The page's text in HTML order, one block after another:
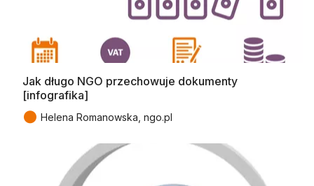
Jak długo NGO przechowuje dokumenty
[infografika]
● Helena Romanowska, ngo.pl